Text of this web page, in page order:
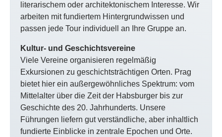
literarischem oder architektonischem Interesse. Wir
arbeiten mit fundiertem Hintergrundwissen und
passen jede Tour individuell an Ihre Gruppe an.
Kultur- und Geschichtsvereine
Viele Vereine organisieren regelmäßig
Exkursionen zu geschichtsträchtigen Orten. Prag
bietet hier ein außergewöhnliches Spektrum: vom
Mittelalter über die Zeit der Habsburger bis zur
Geschichte des 20. Jahrhunderts. Unsere
Führungen liefern gut verständliche, aber inhaltlich
fundierte Einblicke in zentrale Epochen und Orte.